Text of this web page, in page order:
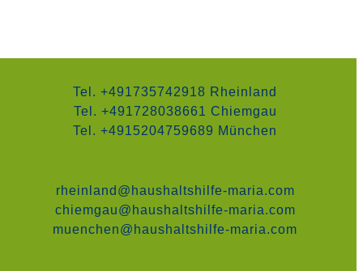
Tel. +491735742918 Rheinland
Tel. +491728038661 Chiemgau
Tel. +4915204759689 München
rheinland@haushaltshilfe-maria.com
chiemgau@haushaltshilfe-maria.com
muenchen@haushaltshilfe-maria.com